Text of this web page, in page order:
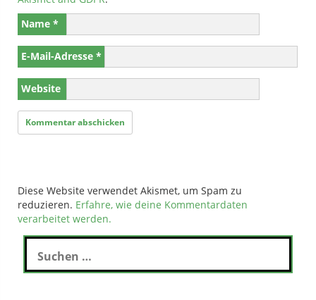
Name *
E-Mail-Adresse *
Website
Diese Website verwendet Akismet, um Spam zu
reduzieren. Erfahre, wie deine Kommentardaten
verarbeitet werden.
Suchen
nach: